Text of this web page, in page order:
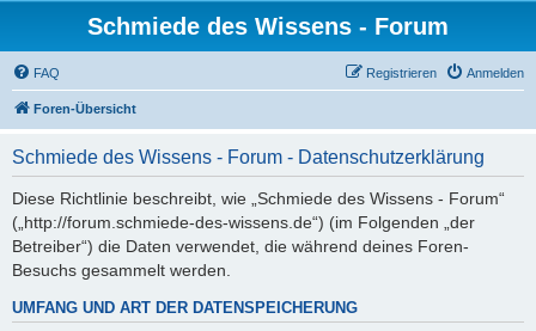
Schmiede des Wissens - Forum
FAQ Anmelden
Registrieren
Foren-Übersicht
Schmiede des Wissens - Forum - Datenschutzerklärung
Diese Richtlinie beschreibt, wie „Schmiede des Wissens - Forum“
(„http://forum.schmiede-des-wissens.de“) (im Folgenden „der
Betreiber“) die Daten verwendet, die während deines Foren-
Besuchs gesammelt werden.
UMFANG UND ART DER DATENSPEICHERUNG